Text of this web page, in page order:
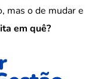
mas o de mudar e
em quê?